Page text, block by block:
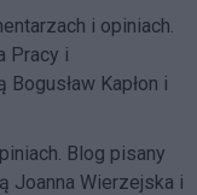
i opiniach.
Pracy i
Kapłon i
Blog pisany
Joanna Wierzejska i